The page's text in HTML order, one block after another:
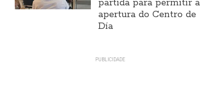
partida para permitir a
apertura do Centro de
Día